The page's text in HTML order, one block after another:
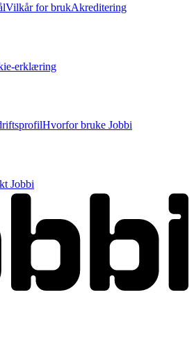
Vilkår for brukAkreditering
erklæring
Hvorfor bruke Jobbi
Jobbi